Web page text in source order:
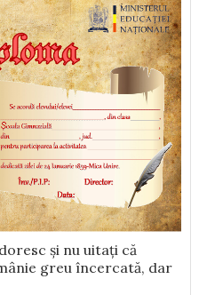
și nu uitați că
greu încercată, dar